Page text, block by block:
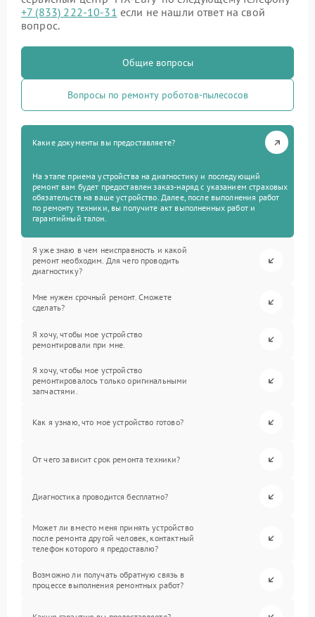
+7 (833) 222-10-31 если не нашли ответ на свой
вопрос.
Общие вопросы
Вопросы по ремонту роботов-пылесосов
Какие документы вы предоставляете?
На этапе приема устройства на диагностику и последующий
ремонт вам будет предоставлен заказ-наряд с указанием страховых
обязательств на ваше устройство. Далее, после выполнения работ
по ремонту техники, вы получите акт выполненных работ и
гарантийный талон.
Я уже знаю в чем неисправность и какой
ремонт необходим. Для чего проводить
диагностику?
Мне нужен срочный ремонт. Сможете
сделать?
Я хочу, чтобы мое устройство
ремонтировали при мне.
Я хочу, чтобы мое устройство
ремонтировалось только оригинальными
запчастями.
Как я узнаю, что мое устройство готово?
От чего зависит срок ремонта техники?
Диагностика проводится бесплатно?
Может ли вместо меня принять устройство
после ремонта другой человек, контактный
телефон которого я предоставлю?
Возможно ли получать обратную связь в
процессе выполнения ремонтных работ?